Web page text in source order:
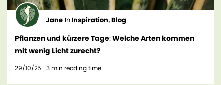
Jane InInspiration, Blog
Pflanzen und kürzere Tage: Welche Arten kommen
mit wenig Licht zurecht?
29/10/25 3 min reading time